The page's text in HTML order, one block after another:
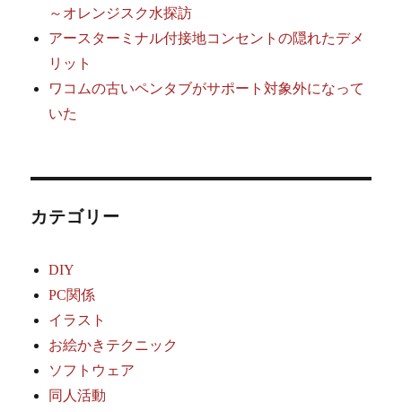
～オレンジスク水探訪
アースターミナル付接地コンセントの隠れたデメ
リット
ワコムの古いペンタブがサポート対象外になって
いた
カテゴリー
DIY
PC関係
イラスト
お絵かきテクニック
ソフトウェア
同人活動